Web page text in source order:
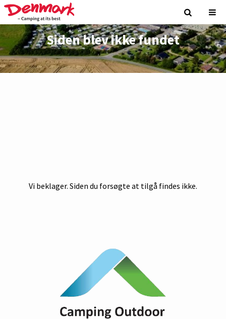
Siden blev ikke fundet
Vi beklager. Siden du forsøgte at tilgå findes ikke.